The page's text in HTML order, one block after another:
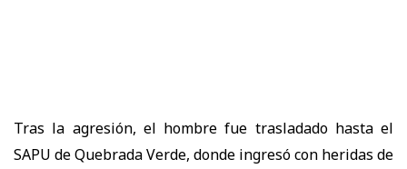
Tras la agresión, el hombre fue trasladado hasta el
SAPU de Quebrada Verde, donde ingresó con heridas de